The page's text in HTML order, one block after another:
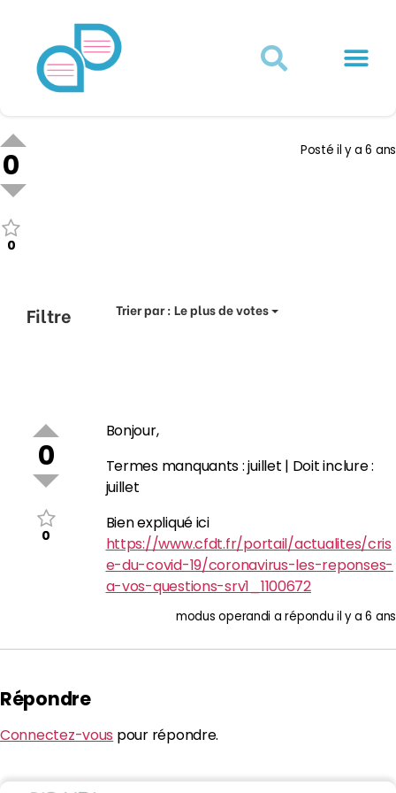
0
0
Postéil y a 6 ans
Filtre Trier par :Le plus de votes
0
0
Bonjour,
Termes manquants : juillet | Doit inclure :
juillet
Bien expliqué ici
https://www.cfdt.fr/portail/actualites/cris
e-du-covid-19/coronavirus-les-reponses-
a-vos-questions-srv1_1100672
modus operandi a réponduil y a 6 ans
Répondre
Connectez-vous pour répondre.